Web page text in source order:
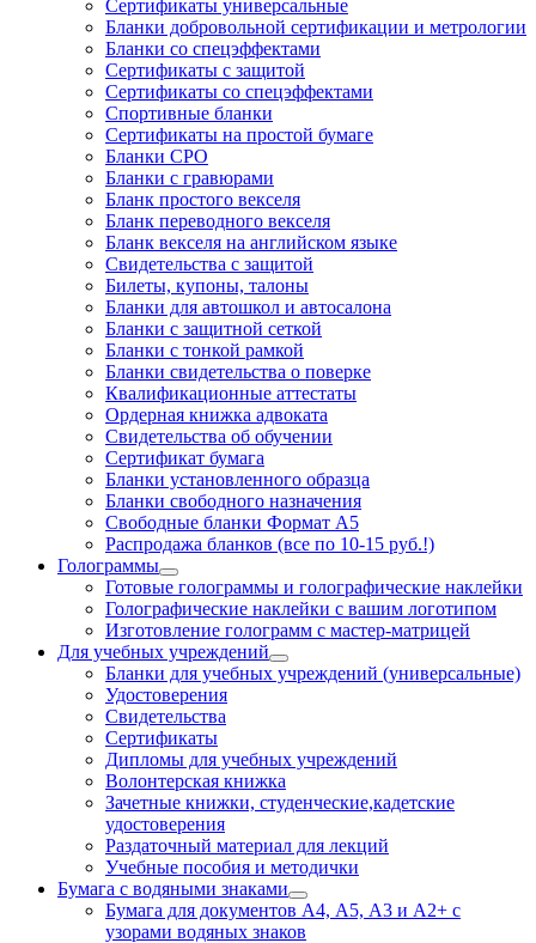
Сертификаты универсальные
Бланки добровольной сертификации и метрологии
Бланки со спецэффектами
Сертификаты с защитой
Сертификаты со спецэффектами
Спортивные бланки
Cертификаты на простой бумаге
Бланки СРО
Бланки с гравюрами
Бланк простого векселя
Бланк переводного векселя
Бланк векселя на английском языке
Свидетельства с защитой
Билеты, купоны, талоны
Бланки для автошкол и автосалона
Бланки с защитной сеткой
Бланки с тонкой рамкой
Бланки свидетельства о поверке
Квалификационные аттестаты
Ордерная книжка адвоката
Свидетельства об обучении
Сертификат бумага
Бланки установленного образца
Бланки свободного назначения
Свободные бланки Формат А5
Распродажа бланков (все по 10-15 руб.!)
Голограммы
Готовые голограммы и голографические наклейки
Голографические наклейки с вашим логотипом
Изготовление голограмм с мастер-матрицей
Для учебных учреждений
Бланки для учебных учреждений (универсальные)
Удостоверения
Свидетельства
Сертификаты
Дипломы для учебных учреждений
Волонтерская книжка
Зачетные книжки, студенческие,кадетские
удостоверения
Раздаточный материал для лекций
Учебные пособия и методички
Бумага с водяными знаками
Бумага для документов А4, А5, А3 и А2+ с
узорами водяных знаков